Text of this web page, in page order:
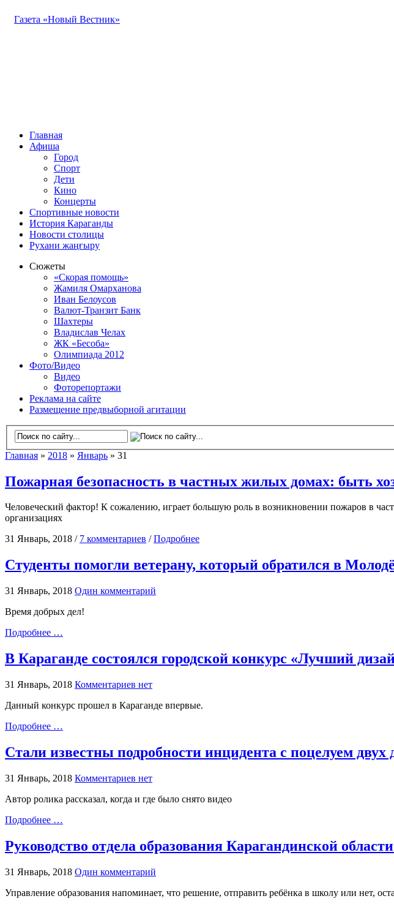
Газета «Новый Вестник»
Главная
Афиша
Город
Спорт
Дети
Кино
Концерты
Спортивные новости
История Караганды
Новости столицы
Рухани жаңғыру
Сюжеты
«Скорая помощь»
Жамиля Омарханова
Иван Белоусов
Валют-Транзит Банк
Шахтеры
Владислав Челах
ЖК «Бесоба»
Олимпиада 2012
Фото/Видео
Видео
Фоторепортажи
Реклама на сайте
Размещение предвыборной агитации
Главная » 2018 » Январь » 31
Пожарная безопасность в частных жилых домах: быть
Человеческий фактор! К сожалению, играет большую роль в возникновении пожаров в
организациях
31 Январь, 2018 / 7 комментариев /Подробнее
Студенты помогли ветерану, который обратился в
31 Январь, 2018 Один комментарий
Время добрых дел!
Подробнее …
В Караганде состоялся городской конкурс «Лучший
31 Январь, 2018 Комментариев нет
Данный конкурс прошел в Караганде впервые.
Подробнее …
Стали известны подробности инцидента с поцелуем
31 Январь, 2018 Комментариев нет
Автор ролика рассказал, когда и где было снято видео
Подробнее …
Руководство отдела образования Карагандинской
31 Январь, 2018 Один комментарий
Управление образования напоминает, что решение, отправить ребёнка в школу или нет,